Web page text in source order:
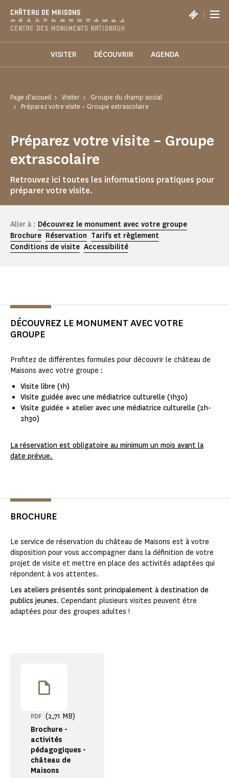
CHÂTEAU DE MAISONS |
VISITER DÉCOUVRIR AGENDA
Page d'accueil Visiter
Groupe du champ social
Préparez votre visite – Groupe extrascolaire
Préparez votre visite – Groupe
extrascolaire
Retrouvez ici toutes les informations pratiques pour
préparer votre visite.
Aller à : Découvrez le monument avec votre groupe
Brochure Réservation Tarifs et règlement
Conditions de visite Accessibilité
DÉCOUVREZ LE MONUMENT AVEC VOTRE
GROUPE
Profitez de différentes formules pour découvrir le château de
Maisons avec votre groupe :
Visite libre (1h)
Visite guidée avec une médiatrice culturelle (1h30)
Visite guidée + atelier avec une médiatrice culturelle (2h-
2h30)
La réservation est obligatoire au minimum un mois avant la
date prévue.
BROCHURE
Le service de réservation du château de Maisons est à votre
disposition pour vous accompagner dans la définition de votre
projet de visite et mettre en place des activités adaptées qui
répondent à vos attentes.
Les ateliers présentés sont principalement à destination de
publics jeunes. Cependant plusieurs visites peuvent être
adaptées pour des groupes adultes !
Brochure -
activités
pédagogiques -
château de
Maisons
PDF (2,71 MB)